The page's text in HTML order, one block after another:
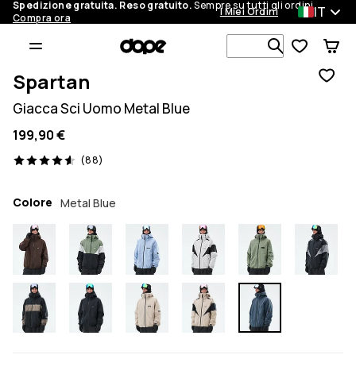
Spedizione gratuita. Reso gratuito.Sempre su tutti gli ordini.
Compra ora
I Miei Ordini IT
Cerca tra 1
Spartan
Giacca Sci Uomo Metal Blue
199,90 €
(88)
88 recensioni, 4.6/5
Colore Metal Blue